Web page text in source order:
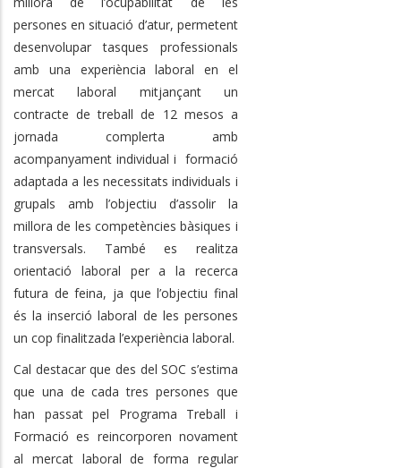
persones en situació d’atur, permetent
desenvolupar tasques professionals
amb una experiència laboral en el
mercat laboral mitjançant un
contracte de treball de 12 mesos a
jornada complerta amb
acompanyament individual i formació
adaptada a les necessitats individuals i
grupals amb l’objectiu d’assolir la
millora de les competències bàsiques i
transversals. També es realitza
orientació laboral per a la recerca
futura de feina, ja que l’objectiu final
és la inserció laboral de les persones
un cop finalitzada l’experiència laboral.
Cal destacar que des del SOC s’estima
que una de cada tres persones que
han passat pel Programa Treball i
Formació es reincorporen novament
al mercat laboral de forma regular